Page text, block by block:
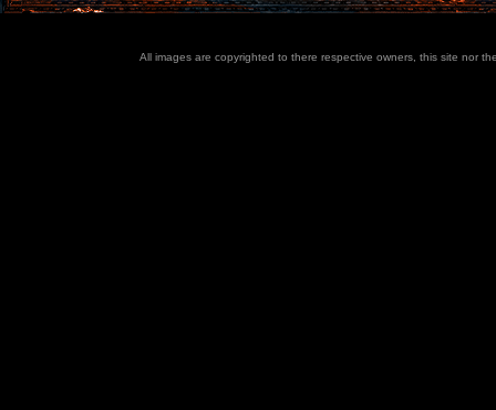
All images are copyrighted to there respective owners, this site nor